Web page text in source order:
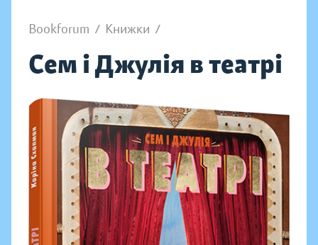
Bookforum / Книжки /
Сем і Джулія в театрі